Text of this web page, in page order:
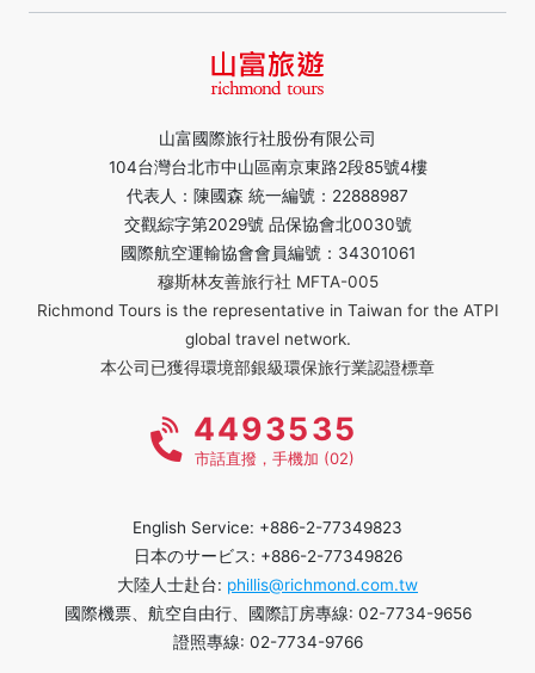
山富國際旅行社股份有限公司
104台灣台北市中山區南京東路2段85號4樓
代表人：陳國森 統一編號：22888987
交觀綜字第2029號 品保協會北0030號
國際航空運輸協會會員編號：34301061
穆斯林友善旅行社 MFTA-005
Richmond Tours is the representative in Taiwan for the ATPI
global travel network.
本公司已獲得環境部銀級環保旅行業認證標章
4493535
市話直撥，手機加 (02)
English Service: +886-2-77349823
日本のサービス: +886-2-77349826
大陸人士赴台: phillis@richmond.com.tw
國際機票、航空自由行、國際訂房專線: 02-7734-9656
證照專線: 02-7734-9766